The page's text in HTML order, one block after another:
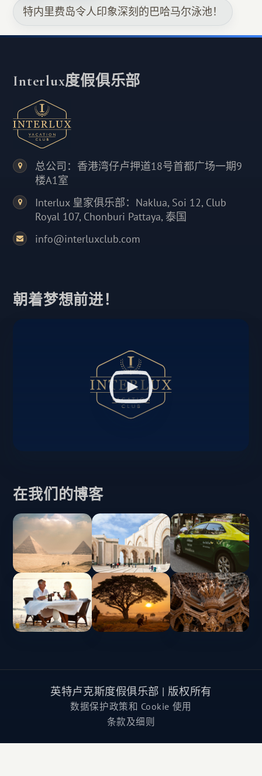
特内里费岛令人印象深刻的巴哈马尔泳池！
Interlux度假俱乐部
总公司：香港湾仔卢押道18号首都广场一期9
楼A1室
Interlux 皇家俱乐部：Naklua, Soi 12, Club
Royal 107, Chonburi Pattaya, 泰国
info@interluxclub.com
朝着梦想前进！
在我们的博客
英特卢克斯度假俱乐部 | 版权所有
数据保护政策和 Cookie 使用
条款及细则